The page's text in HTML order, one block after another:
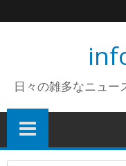
日々の雑多なニュー